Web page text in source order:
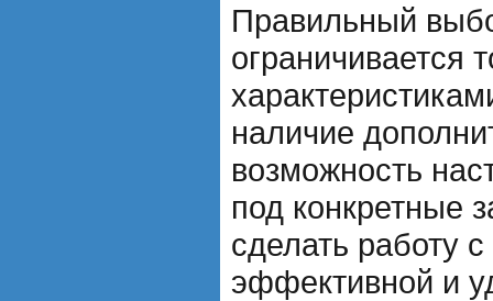
Правильный
ограничивается
наличие
возможность
под конкретные
сделать работу
эффективной и